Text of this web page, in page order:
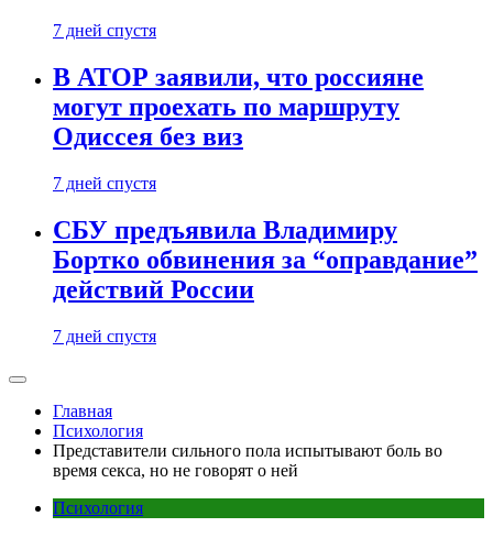
7 дней спустя
В АТОР заявили, что россияне
могут проехать по маршруту
Одиссея без виз
7 дней спустя
СБУ предъявила Владимиру
Бортко обвинения за “оправдание”
действий России
7 дней спустя
Главная
Психология
Представители сильного пола испытывают боль во
время секса, но не говорят о ней
Психология